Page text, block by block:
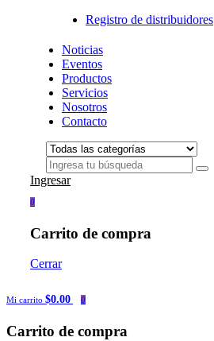
Registro de distribuidores
Noticias
Eventos
Productos
Servicios
Nosotros
Contacto
Ingresar
0
Carrito de compra
Cerrar
Mi carrito $0.00 0
Carrito de compra